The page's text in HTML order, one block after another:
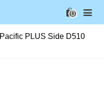
0
Pacific PLUS Side D510